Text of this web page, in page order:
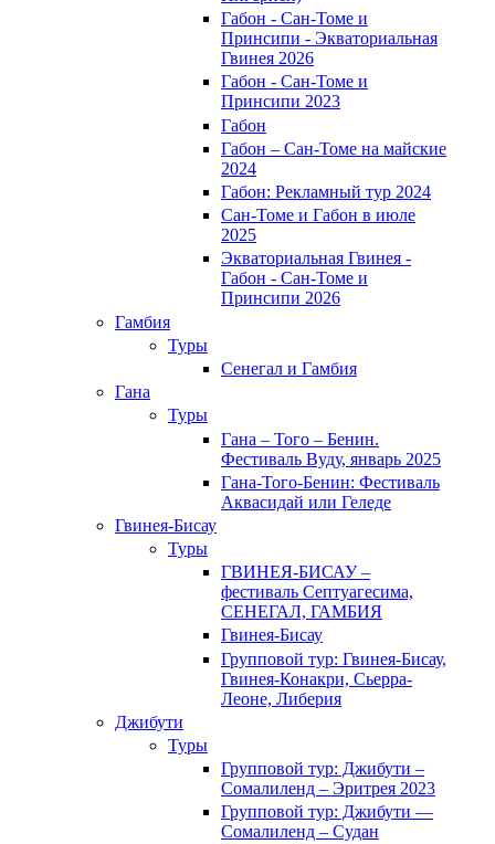
Габон - Сан-Томе и
Принсипи - Экваториальная
Гвинея 2026
Габон - Сан-Томе и
Принсипи 2023
Габон
Габон – Сан-Томе на майские
2024
Габон: Рекламный тур 2024
Сан-Томе и Габон в июле
2025
Экваториальная Гвинея -
Габон - Сан-Томе и
Принсипи 2026
Гамбия
Туры
Сенегал и Гамбия
Гана
Туры
Гана – Того – Бенин.
Фестиваль Вуду, январь 2025
Гана-Того-Бенин: Фестиваль
Аквасидай или Геледе
Гвинея-Бисау
Туры
ГВИНЕЯ-БИСАУ –
фестиваль Септуагесима,
СЕНЕГАЛ, ГАМБИЯ
Гвинея-Бисау
Групповой тур: Гвинея-Бисау,
Гвинея-Конакри, Сьерра-
Леоне, Либерия
Джибути
Туры
Групповой тур: Джибути –
Cомалиленд – Эритрея 2023
Групповой тур: Джибути —
Сомалиленд – Судан